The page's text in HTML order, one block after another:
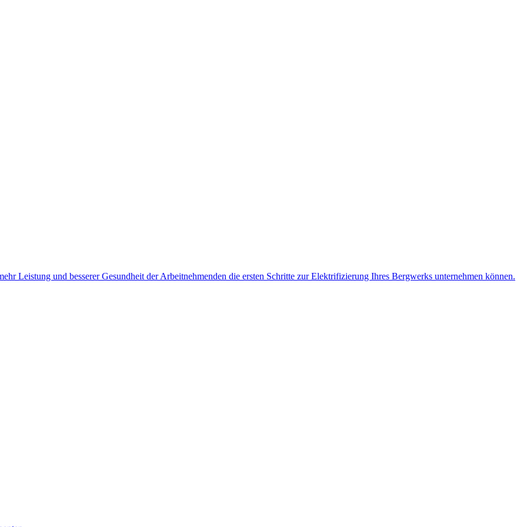
Leistung und besserer Gesundheit der Arbeitnehmenden die ersten Schritte zur Elektrifizierung Ihres Bergwerks unternehmen können.